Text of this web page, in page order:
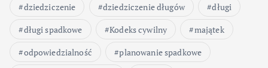
dziedziczenie dziedziczenie długów
długi
długi spadkowe
Kodeks cywilny
majątek
odpowiedzialność
planowanie spadkowe